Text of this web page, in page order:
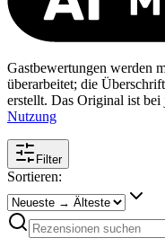
Gastbewertungen werden
überarbeitet; die
erstellt. Das Original ist
Nutzung
Filter
Sortieren: